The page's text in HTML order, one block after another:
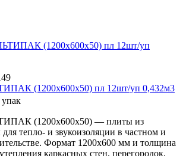
(1200х600х50) пл 12шт/уп 0,432м3
упак
(1200х600х50) — плиты из
тепло- и звукоизоляции в частном и
Формат 1200х600 мм и толщина
каркасных стен, перегородок,